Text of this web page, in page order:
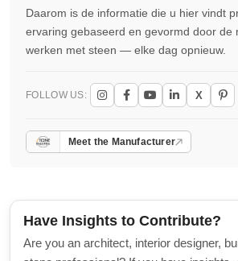
Daarom is de informatie die u hier vindt
ervaring gebaseerd en gevormd door de
werken met steen — elke dag opnieuw.
FOLLOW US: X
Meet the Manufacturer
Have Insights to Contribute?
Are you an architect, interior designer,